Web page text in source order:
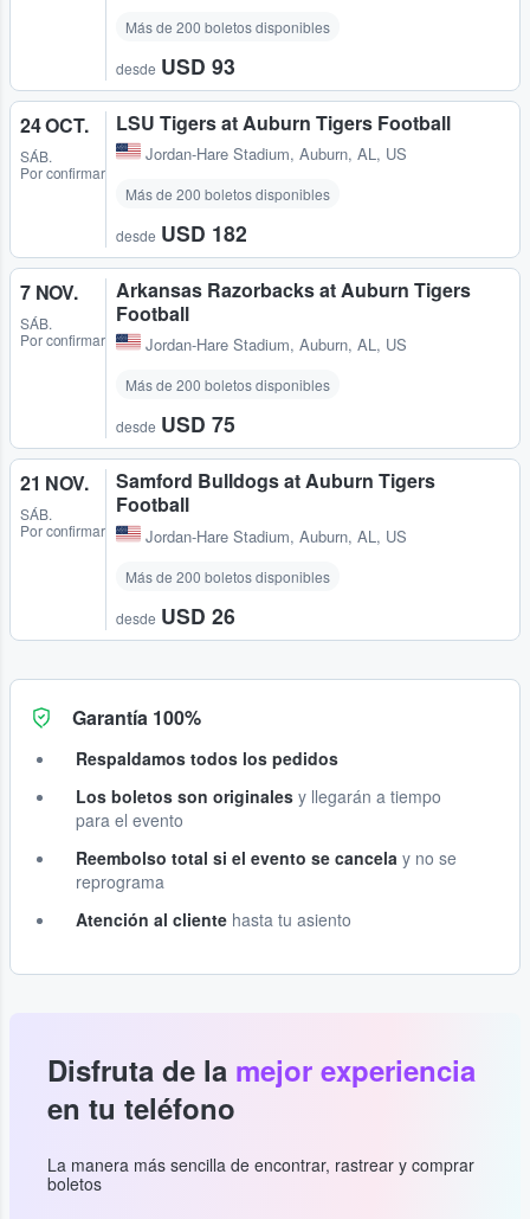
Más de 200 boletos disponibles
desde USD 93
24 OCT.
SÁB.
Por confirmar
LSU Tigers at Auburn Tigers Football
Jordan-Hare Stadium, Auburn, AL, US
Más de 200 boletos disponibles
desde USD 182
7 NOV.
SÁB.
Por confirmar
Arkansas Razorbacks at Auburn Tigers
Football
Jordan-Hare Stadium, Auburn, AL, US
Más de 200 boletos disponibles
desde USD 75
21 NOV.
SÁB.
Por confirmar
Samford Bulldogs at Auburn Tigers
Football
Jordan-Hare Stadium, Auburn, AL, US
Más de 200 boletos disponibles
desde USD 26
Garantía 100%
Respaldamos todos los pedidos
Los boletos son originales y llegarán a tiempo
para el evento
Reembolso total si el evento se cancela y no se
reprograma
Atención al cliente hasta tu asiento
Disfruta de la mejor experiencia
en tu teléfono
La manera más sencilla de encontrar, rastrear y comprar
boletos